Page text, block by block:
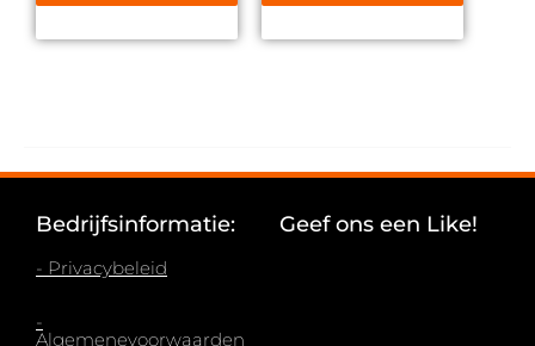
Bedrijfsinformatie:
- Privacybeleid
-
Algemenevoorwaarden
Geef ons een Like!